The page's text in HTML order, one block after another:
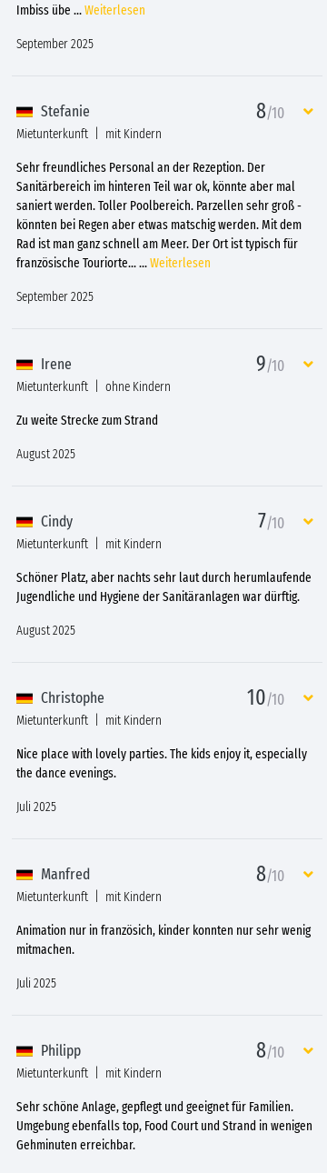
Imbiss übe ...Weiterlesen
September 2025
Stefanie 8/10
Mietunterkunft mit Kindern
Sehr freundliches Personal an der Rezeption. Der
Sanitärbereich im hinteren Teil war ok, könnte aber mal
saniert werden. Toller Poolbereich. Parzellen sehr groß -
könnten bei Regen aber etwas matschig werden. Mit dem
Rad ist man ganz schnell am Meer. Der Ort ist typisch für
französische Touriorte......Weiterlesen
September 2025
Irene 9/10
Mietunterkunft ohne Kindern
Zu weite Strecke zum Strand
August 2025
Cindy 7/10
Mietunterkunft mit Kindern
Schöner Platz, aber nachts sehr laut durch herumlaufende
Jugendliche und Hygiene der Sanitäranlagen war dürftig.
August 2025
Christophe 10/10
Mietunterkunft mit Kindern
Nice place with lovely parties. The kids enjoy it, especially
the dance evenings.
Juli 2025
Manfred 8/10
Mietunterkunft mit Kindern
Animation nur in französich, kinder konnten nur sehr wenig
mitmachen.
Juli 2025
Philipp 8/10
Mietunterkunft mit Kindern
Sehr schöne Anlage, gepflegt und geeignet für Familien.
Umgebung ebenfalls top, Food Court und Strand in wenigen
Gehminuten erreichbar.